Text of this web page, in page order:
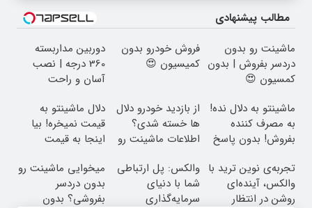
مطالب پیشنهادی
ماشینت رو بدون
دردسر بفروش | بدون
کمسیون 😍
فروش خودرو بدون
کمیسیون 😍
دوربین مداربسته
360 درجه | نصب
آسان و راحت
ماشینتو به دلال نده!
به مصرف کننده
بفروش! بدون پاسخ
از بازدید خودرو دلال
ها خسته شدی؟
اطلاعات ماشینت رو
دلال ماشینتو به
قیمت نمیخره! بیا
اینجا به قیمت
واقعی*
تجربه‌ی نوین ترید با
والکس، آینده‌ای
روشن در انتظار
والکس: پل ارتباطی
شما با دنیای
سرمایه‌گذاری
میخوایی ماشینت رو
بدون دردسر
بفروشی؟ بدون